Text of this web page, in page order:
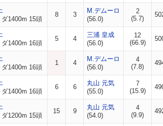
1400m 15頭
8 3
M.デムーロ
(56.0)
2
(5.7)
ダ1400m 16頭
5 4
三浦 皇成
(56.0)
12
(66.9)
1400m 16頭
1 4
M.デムーロ
(56.0)
4
(7.8)
1400m 16頭
6 6
丸山 元気
(55.0)
7
(15.9)
ダ1200m 15頭
15 9
丸山 元気
(54.0)
4
(9.9)